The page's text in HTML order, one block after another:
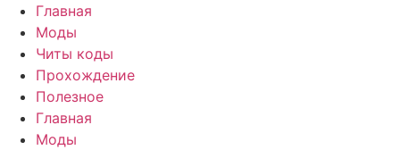
Главная
Моды
Читы коды
Прохождение
Полезное
Главная
Моды